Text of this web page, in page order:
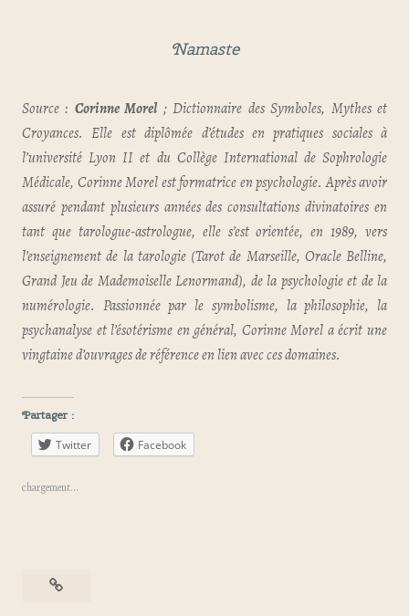
Namaste
Source : Corinne Morel; Dictionnaire des Symboles, Mythes et
Croyances. Elle est diplômée d’études en pratiques sociales à
l’université Lyon II et du Collège International de Sophrologie
Médicale, Corinne Morel est formatrice en psychologie. Après avoir
assuré pendant plusieurs années des consultations divinatoires en
tant que tarologue-astrologue, elle s’est orientée, en 1989, vers
l’enseignement de la tarologie (Tarot de Marseille, Oracle Belline,
Grand Jeu de Mademoiselle Lenormand), de la psychologie et de la
numérologie. Passionnée par le symbolisme, la philosophie, la
psychanalyse et l’ésotérisme en général, Corinne Morel a écrit une
vingtaine d’ouvrages de référence en lien avec ces domaines.
Partager :
Twitter Facebook
chargement…